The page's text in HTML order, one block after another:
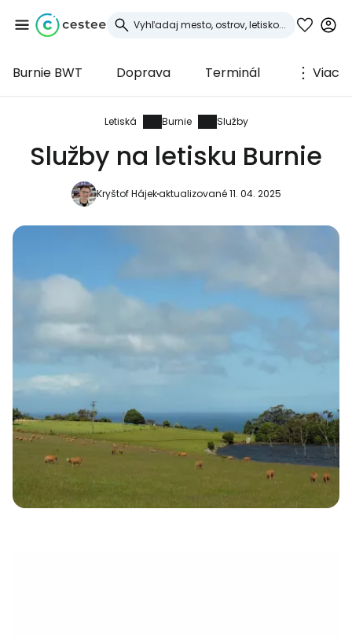
Burnie BWT Doprava Terminál Viac
Letiská Burnie Služby
Služby na letisku Burnie
Kryštof Hájekaktualizované 11. 04. 2025
Prihláste sa do
služby Cestee
... celosvetovej komunity cestovateľov
Pokračovať na Facebooku
Pokračovať s e-mailom